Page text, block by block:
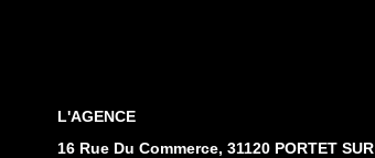
L'AGENCE
16 Rue Du Commerce, 31120 PORTET SUR